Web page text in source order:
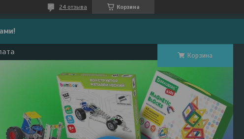
Корзина
24 отзыва
Корзина